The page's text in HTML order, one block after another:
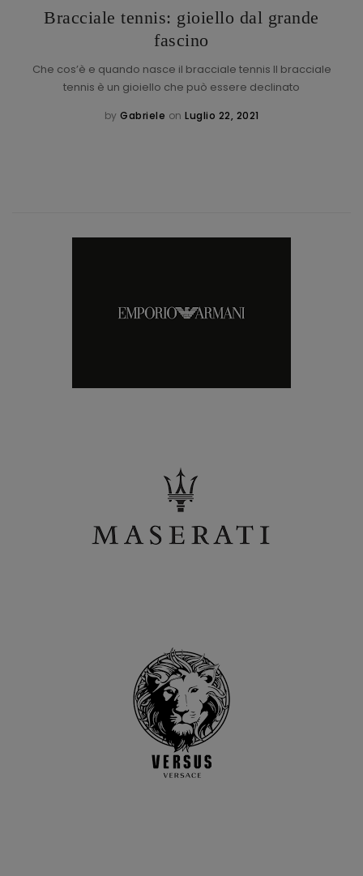
Bracciale tennis: gioiello dal grande
fascino
Che cos’è e quando nasce il bracciale tennis Il bracciale
tennis è un gioiello che può essere declinato
by Gabriele on Luglio 22, 2021